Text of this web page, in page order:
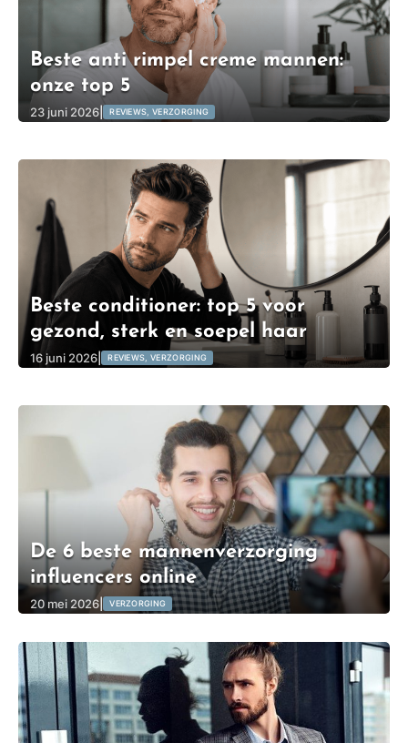
Beste anti rimpel creme mannen:
onze top 5
23 juni 2026 REVIEWS, VERZORGING
Beste conditioner: top 5 voor
gezond, sterk en soepel haar
16 juni 2026 REVIEWS, VERZORGING
De 6 beste mannenverzorging
influencers online
20 mei 2026 VERZORGING